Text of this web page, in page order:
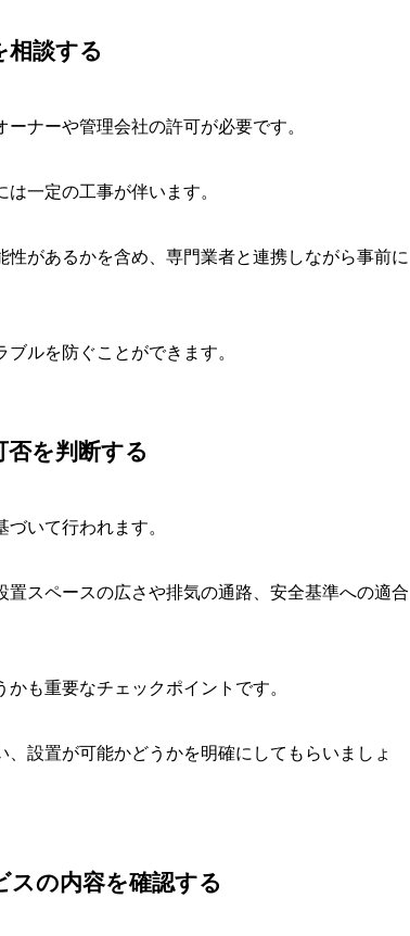
相談する
ナーや管理会社の許可が必要です。
一定の工事が伴います。
があるかを含め、専門業者と連携しながら事前に
ルを防ぐことができます。
を判断する
いて行われます。
スペースの広さや排気の通路、安全基準への適合
も重要なチェックポイントです。
設置が可能かどうかを明確にしてもらいましょ
スの内容を確認する